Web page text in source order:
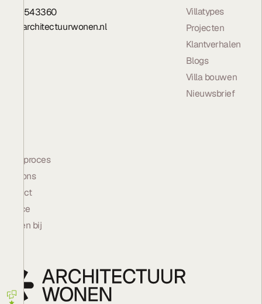
0548 543360
info@architectuurwonen.nl
Villatypes
Projecten
Klantverhalen
Blogs
Villa bouwen
Nieuwsbrief
Bouwproces
Over ons
Contact
Service
Werken bij